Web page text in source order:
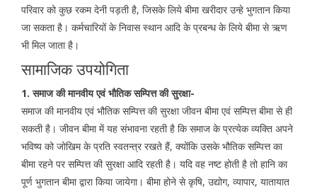
परिवार को कुछ रकम देनी पड़ती है, जिसके लिये बीमा खरीदार उन्हे भुगतान किया
जा सकता है। कर्मचारियों के निवास स्थान आदि के प्रबन्ध के लिये बीमा से ऋण
भी मिल जाता है।
सामाजिक उपयोगिता
1. समाज की मानवीय एवं भौतिक सम्पित्त की सुरक्षा-
समाज की मानवीय एवं भौतिक सम्पित्त की सुरक्षा जीवन बीमा एवं सम्पित्त बीमा से ही
सकती है। जीवन बीमा में यह संभावना रहती है कि समाज के प्रत्येक व्यक्ति अपने
भविष्य को जोखिम के प्रति स्वतन्त्र रखते हैं, क्योंकि उसके भौतिक सम्पित्त का
बीमा रहने पर सम्पित्त की सुरक्षा आदि रहती है। यदि वह नष्ट होती है तो हानि का
पूर्ण भुगतान बीमा द्वारा किया जायेगा। बीमा होने से कृषि, उद्योग, व्यापार, यातायात